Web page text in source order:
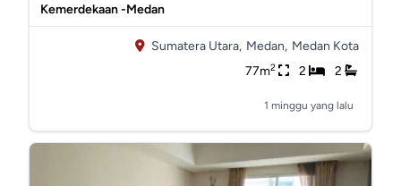
Kemerdekaan -Medan
Sumatera Utara, Medan, Medan Kota
77m2 2 2
1 minggu yang lalu